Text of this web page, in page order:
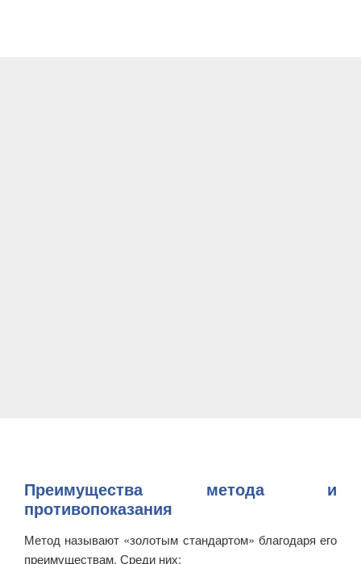
Преимущества метода и
противопоказания
Метод называют «золотым стандартом» благодаря его
преимуществам. Среди них: